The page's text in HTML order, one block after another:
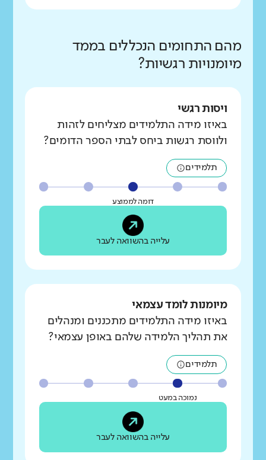
מהם התחומים הנכללים בממד
מיומנויות רגשיות?
ויסות רגשי
באיזו מידה התלמידים מצליחים לזהות
ולווסת רגשות ביחס לבתי הספר הדומים?
תלמידים
דומה לממוצע
עלייה בהשוואה לעבר
מיומנות לומד עצמאי
באיזו מידה התלמידים מתכננים ומנהלים
את תהליך הלמידה שלהם באופן עצמאי?
תלמידים
נמוכה במעט
עלייה בהשוואה לעבר